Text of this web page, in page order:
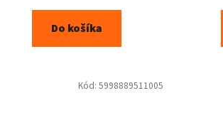
Do košíka
Kód: 5998889511005